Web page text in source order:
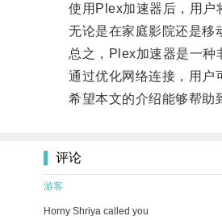
使用Plex加速器后，用户将
无论是在家庭影院还是移动
总之，Plex加速器是一种非
通过优化网络连接，用户可
希望本文的介绍能够帮助到
评论
游客
Horny Shriya called you